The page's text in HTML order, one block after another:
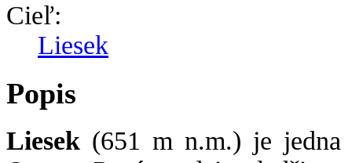
Cieľ:
Liesek
Popis
Liesek (651 m n.m.) je jedna